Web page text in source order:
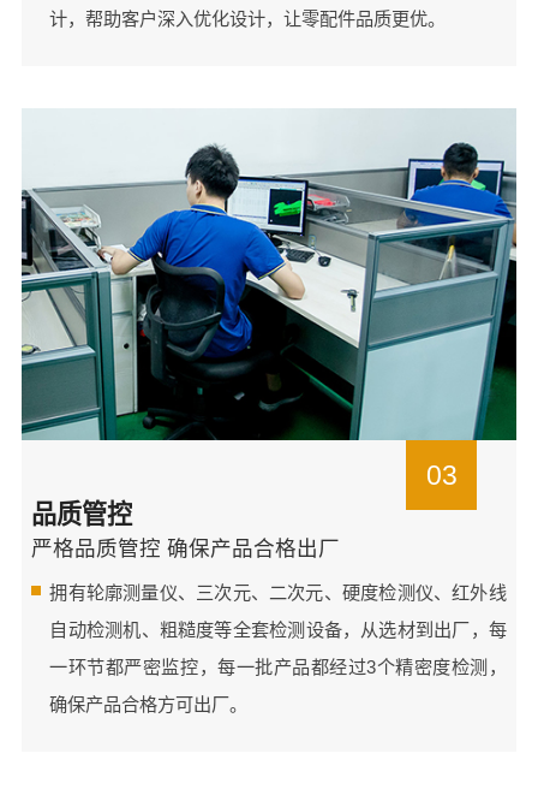
计，帮助客户深入优化设计，让零配件品质更优。
03
品质管控
严格品质管控 确保产品合格出厂
拥有轮廓测量仪、三次元、二次元、硬度检测仪、红外线
自动检测机、粗糙度等全套检测设备，从选材到出厂，每
一环节都严密监控，每一批产品都经过3个精密度检测，
确保产品合格方可出厂。